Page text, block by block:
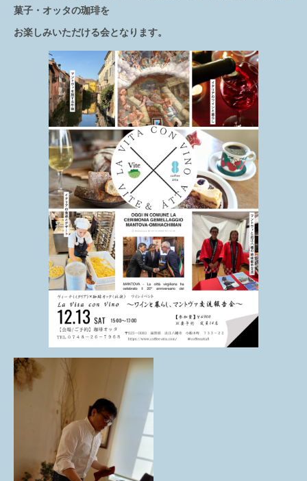
菓子・オッタの珈琲を
お楽しみいただける会となります。